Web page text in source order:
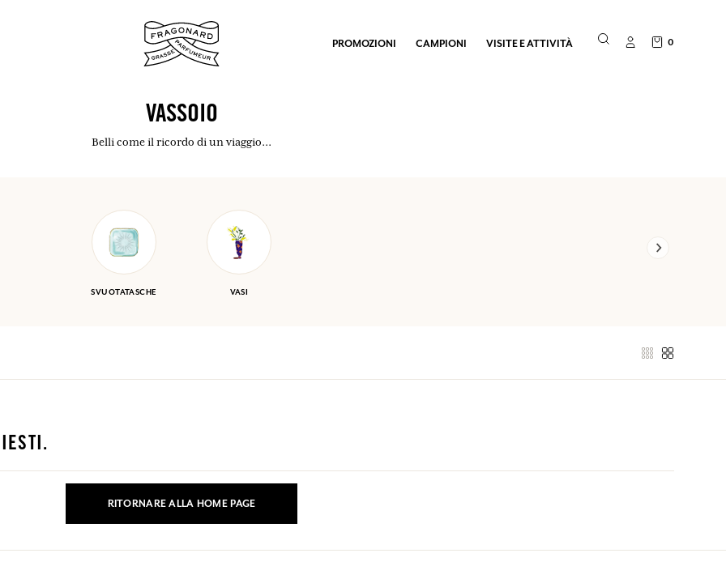
punti e ricevere regali.
PROMOZIONI CAMPIONI VISITE E ATTIVITÀ 0
VASSOIO
Belli come il ricordo di un viaggio...
SVUOTATASCHE VASI
RITORNARE ALLA HOME PAGE